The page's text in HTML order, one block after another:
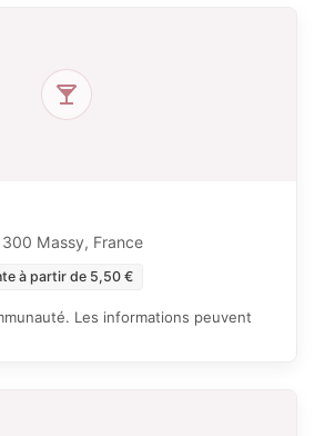
Massy, France
à partir de 5,50 €
Les informations peuvent